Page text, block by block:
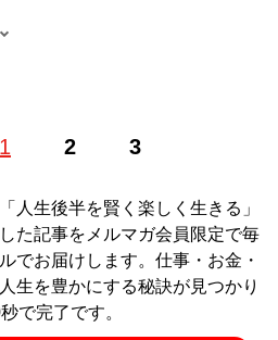
1 2 3
化することをライフワークとする。
読める、黒島暁生のよりディープな
の黒髪美少女(21歳)が「ソープ嬢は天
こだわりが強い性格の私でも…」
人生後半を賢く楽しく生きる」
た記事をメルマガ会員限定で毎
でお届けします。仕事・お金・
生を豊かにする秘訣が見つかり
で完了です。